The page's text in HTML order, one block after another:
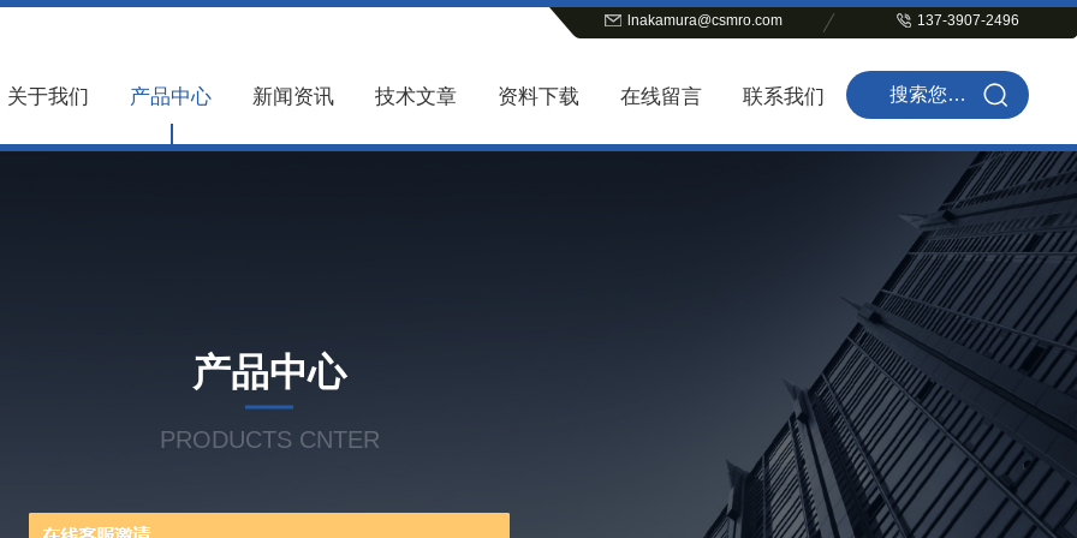
lnakamura@csmro.com 137-3907-2496
关于我们 产品中心 新闻资讯 技术文章 资料下载 在线留言 联系我们
产品中心
PRODUCTS CNTER